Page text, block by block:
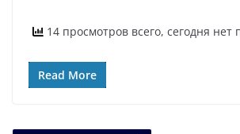
14 просмотров всего, сегодня нет
Read More